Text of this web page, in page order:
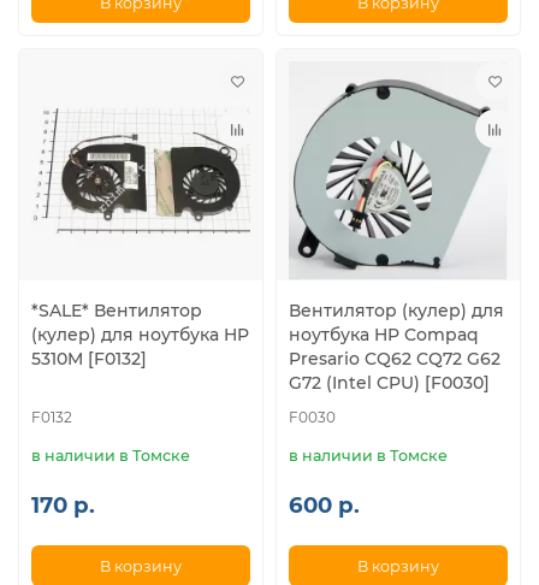
*SALE* Вентилятор
(кулер) для ноутбука HP
5310M [F0132]
F0132
в наличии в Томске
170 р.
В корзину
Вентилятор (кулер) для
ноутбука HP Compaq
Presario CQ62 CQ72 G62
G72 (Intel CPU) [F0030]
F0030
в наличии в Томске
600 р.
В корзину